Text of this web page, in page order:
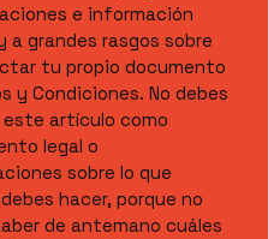
e información
a grandes rasgos sobre
tu propio documento
y Condiciones. No debes
artículo como
legal o
sobre lo que
hacer, porque no
de antemano cuáles